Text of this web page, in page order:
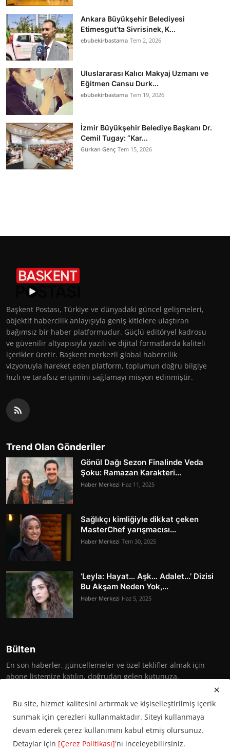
Ankara Büyükşehir Belediyesi
Etimesgut’ta Sivrisinek, K...
ebubekirbastama Tem 2, 2026
Uluslararası Kalıcı Makyaj Uzmanı ve
Eğitmen Cansu Durk...
ebubekirbastama Tem 19, 2026
İzmir Büyükşehir Belediye Başkanı Dr.
Cemil Tugay: “Kar...
Gürkan Genç Tem 15, 2026
Başkent Postası, Türkiye ve dünyadaki güncel gelişmeleri,
objektif habercilik anlayışıyla geniş kitlelere ulaştıran
bağımsız bir haber platformudur. Güçlü editöryel kadrosu
ve güvenilir altyapısıyla yazılı ve dijital formatlarda kaliteli
içerikler üretir. Başkent merkezli global habercilik
vizyonuyla hareket eden platform, toplumun doğru bilgiye
hızlı ve tarafsız erişimini sağlamayı misyon edinmiştir.
Trend Olan Gönderiler
Gönül Dağı Sezon Finalinde Veda
Şoku: Ramazan Karakteri...
Haber Merkezi Haz 11, 2025
Sağlıkçı kimliğiyle dikkat çeken
MasterChef yarışmacısı...
Haber Merkezi Tem 30, 2025
‘Leyla: Hayat… Aşk… Adalet…’ Dizisi
Bu Akşam Neden Yok,...
Haber Merkezi Haz 5, 2025
Bülten
En son haberler, güncellemeler ve özel teklifler almak için
abone listemize katılın, doğrudan gelen kutunuza.
Abone Ol
Bu site, hizmet kalitesini artırmak ve kişiselleştirilmiş içerik
sunmak için çerezleri kullanmaktadır. Siteyi kullanmaya
devam ederek çerez kullanımını kabul etmiş olursunuz.
Detaylar için [Çerez Politikası]'nı inceleyebilirsiniz.